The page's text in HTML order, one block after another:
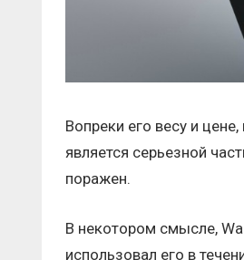
Вопреки его весу и
является серьезной
поражен.
В некотором смысле,
использовал его в